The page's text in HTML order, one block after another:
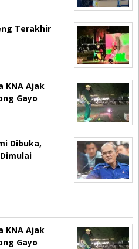
Terakhir
KNA Ajak
Gayo
Dibuka,
KNA Ajak
Gayo